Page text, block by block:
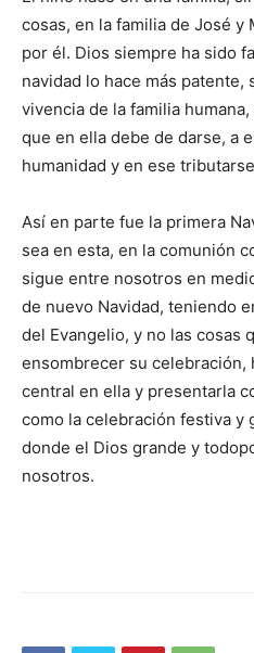
cosas, en la familia de José y
por él. Dios siempre ha sido
navidad lo hace más patente,
vivencia de la fa­milia
que en ella debe de darse, a
humanidad y en ese
Así en parte fue la pri­mera
sea en esta, en la comunión
sigue entre noso­tros en
de nuevo Na­vidad, teniendo
del Evan­gelio, y no las cosas
ensombrecer su celebración,
central en ella y presentarla
como la celebración festiva y
donde el Dios grande y
nosotros.